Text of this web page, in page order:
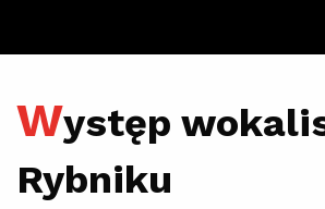
Występ
Rybniku